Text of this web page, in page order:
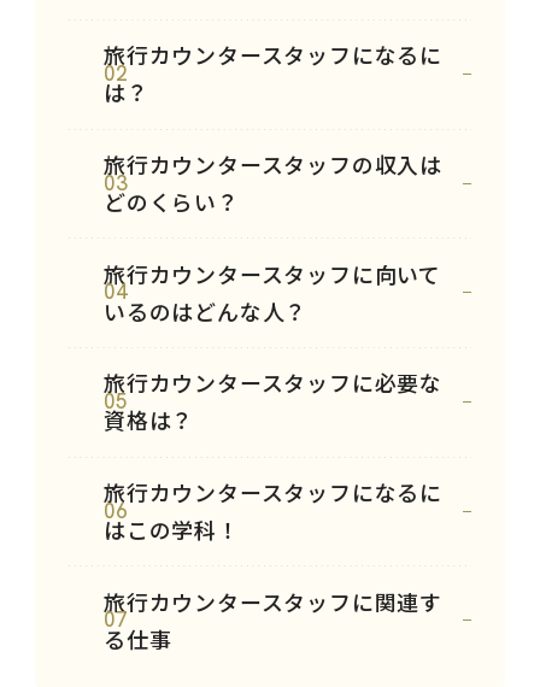
02
旅行カウンタースタッフになるに
は？
03
旅行カウンタースタッフの収入は
どのくらい？
04
旅行カウンタースタッフに向いて
いるのはどんな人？
05
旅行カウンタースタッフに必要な
資格は？
06
旅行カウンタースタッフになるに
はこの学科！
07
旅行カウンタースタッフに関連す
る仕事